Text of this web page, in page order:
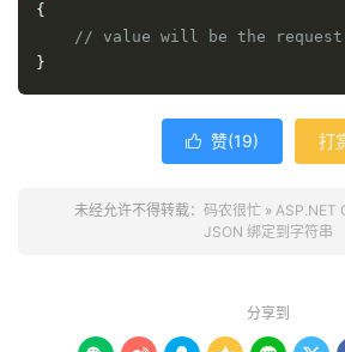
{
// value will be the request
}
 赞(19) 打
未经允许不得转载： 码农很忙 » ASP.NET
JSON 绑定到字符串
分享到